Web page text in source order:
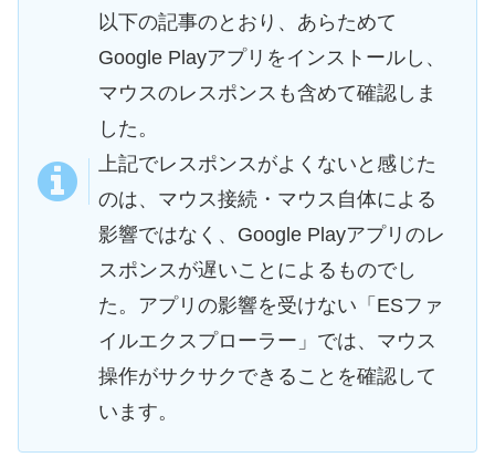
以下の記事のとおり、あらためて
Google Playアプリをインストールし、
マウスのレスポンスも含めて確認しま
した。
上記でレスポンスがよくないと感じた
のは、マウス接続・マウス自体による
影響ではなく、Google Playアプリのレ
スポンスが遅いことによるものでし
た。アプリの影響を受けない「ESファ
イルエクスプローラー」では、マウス
操作がサクサクできることを確認して
います。